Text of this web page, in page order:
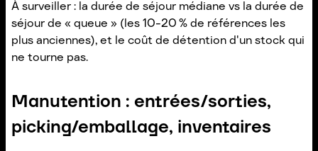
À surveiller : la durée de séjour médiane vs la durée de
séjour de « queue » (les 10-20 % de références les
plus anciennes), et le coût de détention d'un stock qui
ne tourne pas.
Manutention : entrées/sorties,
picking/emballage, inventaires